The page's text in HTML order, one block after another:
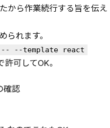
から作業続行する旨を伝え
られます。
--template react
可してOK。
確認